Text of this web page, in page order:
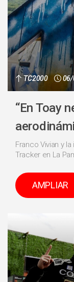
TC2000
“En Toay
Franco Vivian y
Tracker en La
AMPLIAR